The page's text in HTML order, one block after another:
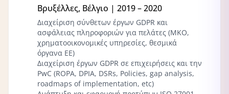
Βρυξέλλες, Βέλγιο | 2019 – 2020
Διαχείριση σύνθετων έργων GDPR και
ασφάλειας πληροφοριών για πελάτες (ΜΚΟ,
χρηματοοικονομικές υπηρεσίες, θεσμικά
όργανα ΕΕ)
Διαχείριση έργων GDPR σε επιχειρήσεις και την
PwC (ROPA, DPIA, DSRs, Policies, gap analysis,
roadmaps of implementation, etc)